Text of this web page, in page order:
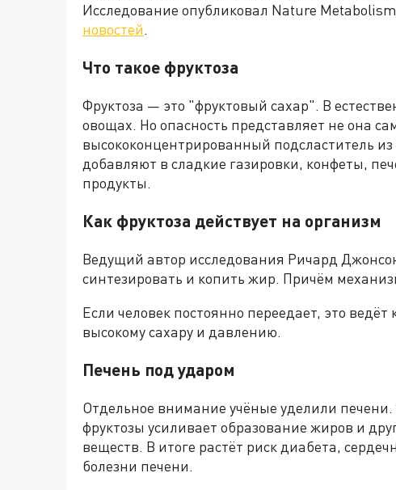
Исследование опубликовал Nature
новостей.
Что такое фруктоза
Фруктоза — это "фруктовый сахар". В
овощах. Но опасность представляет не она
высококонцентрированный подсластитель из
добавляют в сладкие газировки, конфеты,
продукты.
Как фруктоза действует на организм
Ведущий автор исследования Ричард
синтезировать и копить жир. Причём
Если человек постоянно переедает, это
высокому сахару и давлению.
Печень под ударом
Отдельное внимание учёные уделили
фруктозы усиливает образование жиров и
веществ. В итоге растёт риск диабета,
болезни печени.